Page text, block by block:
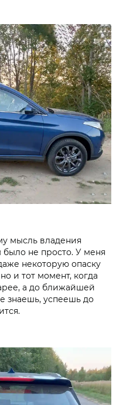
мысль владения
не просто. У меня
некоторую опаску
и тот момент, когда
а до ближайшей
знаешь, успеешь до